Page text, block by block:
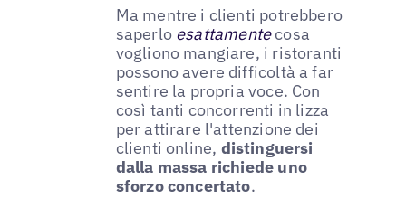
Ma mentre i clienti potrebbero
saperlo esattamentecosa
vogliono mangiare, i ristoranti
possono avere difficoltà a far
sentire la propria voce. Con
così tanti concorrenti in lizza
per attirare l'attenzione dei
clienti online, distinguersi
dalla massa richiede uno
sforzo concertato.